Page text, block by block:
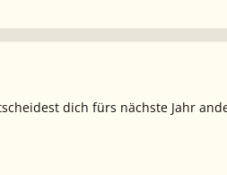
dich fürs nächste Jahr